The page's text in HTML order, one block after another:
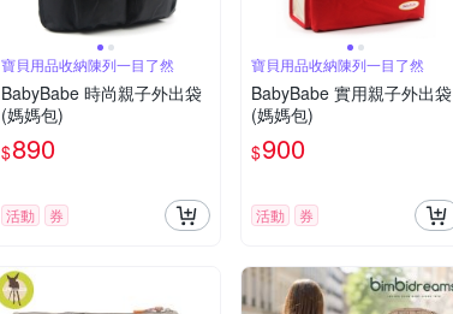
寶貝用品收納陳列一目了然
BabyBabe 時尚親子外出袋
(媽媽包)
$890
活動 券
寶貝用品收納陳列一目了然
BabyBabe 實用親子外出袋
(媽媽包)
$900
活動 券